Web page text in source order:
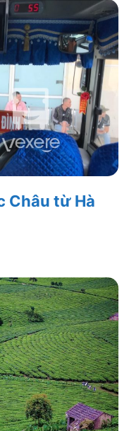
Châu từ Hà